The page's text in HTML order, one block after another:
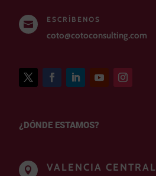

ESCRÍBENOS
coto@cotoconsulting.com
¿DÓNDE ESTAMOS?
 VALENCIA CENTRAL